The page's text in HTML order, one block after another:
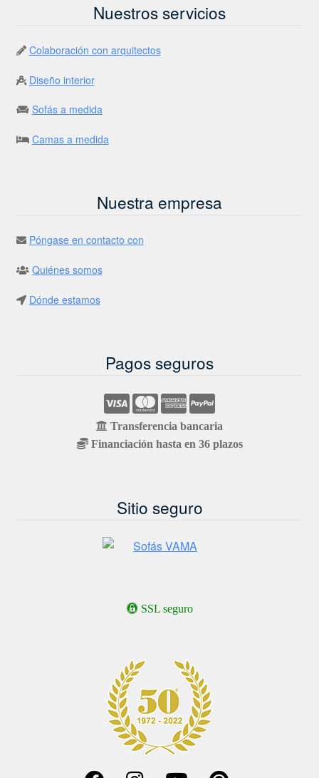
Nuestros servicios
Colaboración con arquitectos
Diseño interior
Sofás a medida
Camas a medida
Nuestra empresa
Póngase en contacto con
Quiénes somos
Dónde estamos
Pagos seguros
Transferencia bancaria
Financiación hasta en 36 plazos
Sitio seguro
SSL seguro